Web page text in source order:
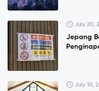
July 20,
Jepang
July 10,